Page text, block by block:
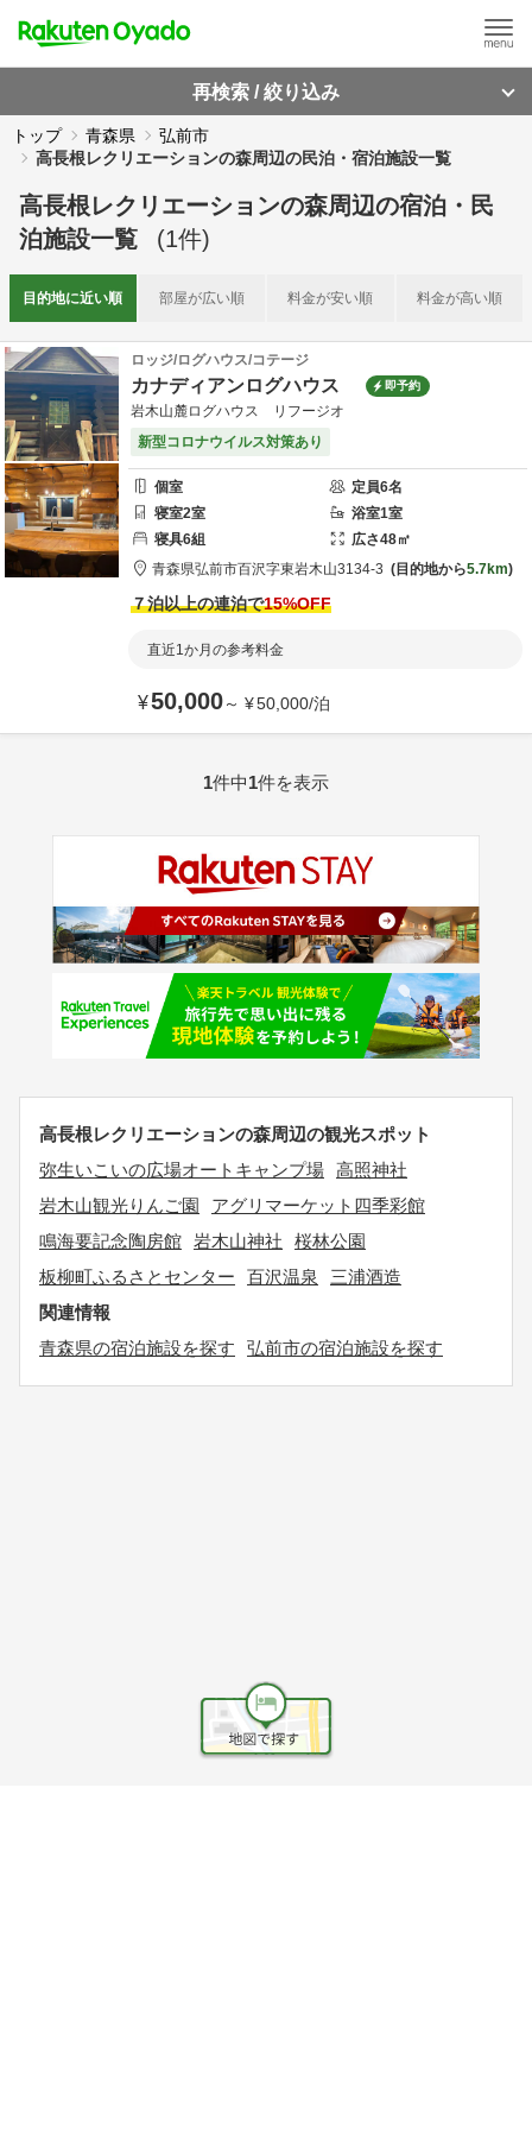
再検索 / 絞り込み
トップ 青森県
弘前市
高長根レクリエーションの森周辺の民泊・宿泊施設一覧
高長根レクリエーションの森周辺の宿泊・民
泊施設一覧
(1件)
目的地に近い順 部屋が広い順 料金が安い順 料金が高い順
ロッジ/ログハウス/コテージ
カナディアンログハウス 即予約
岩木山麓ログハウス リフージオ
新型コロナウイルス対策あり
個室 定員6名
寝室2室 浴室1室
寝具6組 広さ48㎡
青森県弘前市百沢字東岩木山3134-3 目的地から5.7km
７泊以上の連泊で15%OFF
直近1か月の参考料金
¥50,000～ ¥50,000/泊
1件中1件を表示
高長根レクリエーションの森周辺の観光スポット
弥生いこいの広場オートキャンプ場 高照神社
岩木山観光りんご園
アグリマーケット四季彩館
鳴海要記念陶房館 岩木山神社
桜林公園
板柳町ふるさとセンター
百沢温泉
三浦酒造
関連情報
青森県の宿泊施設を探す
弘前市の宿泊施設を探す